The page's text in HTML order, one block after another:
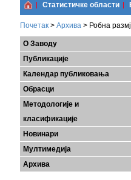
Статистичке области
Почетак > Архива > Робна
О Заводу
Публикације
Календар публиковања
Обрасци
Методологије и
класификације
Новинари
Мултимедија
Архива